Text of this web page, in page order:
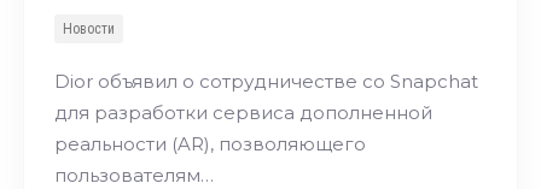
Новости
Dior объявил о сотрудничестве со Snapchat
для разработки сервиса дополненной
реальности (AR), позволяющего
пользователям…